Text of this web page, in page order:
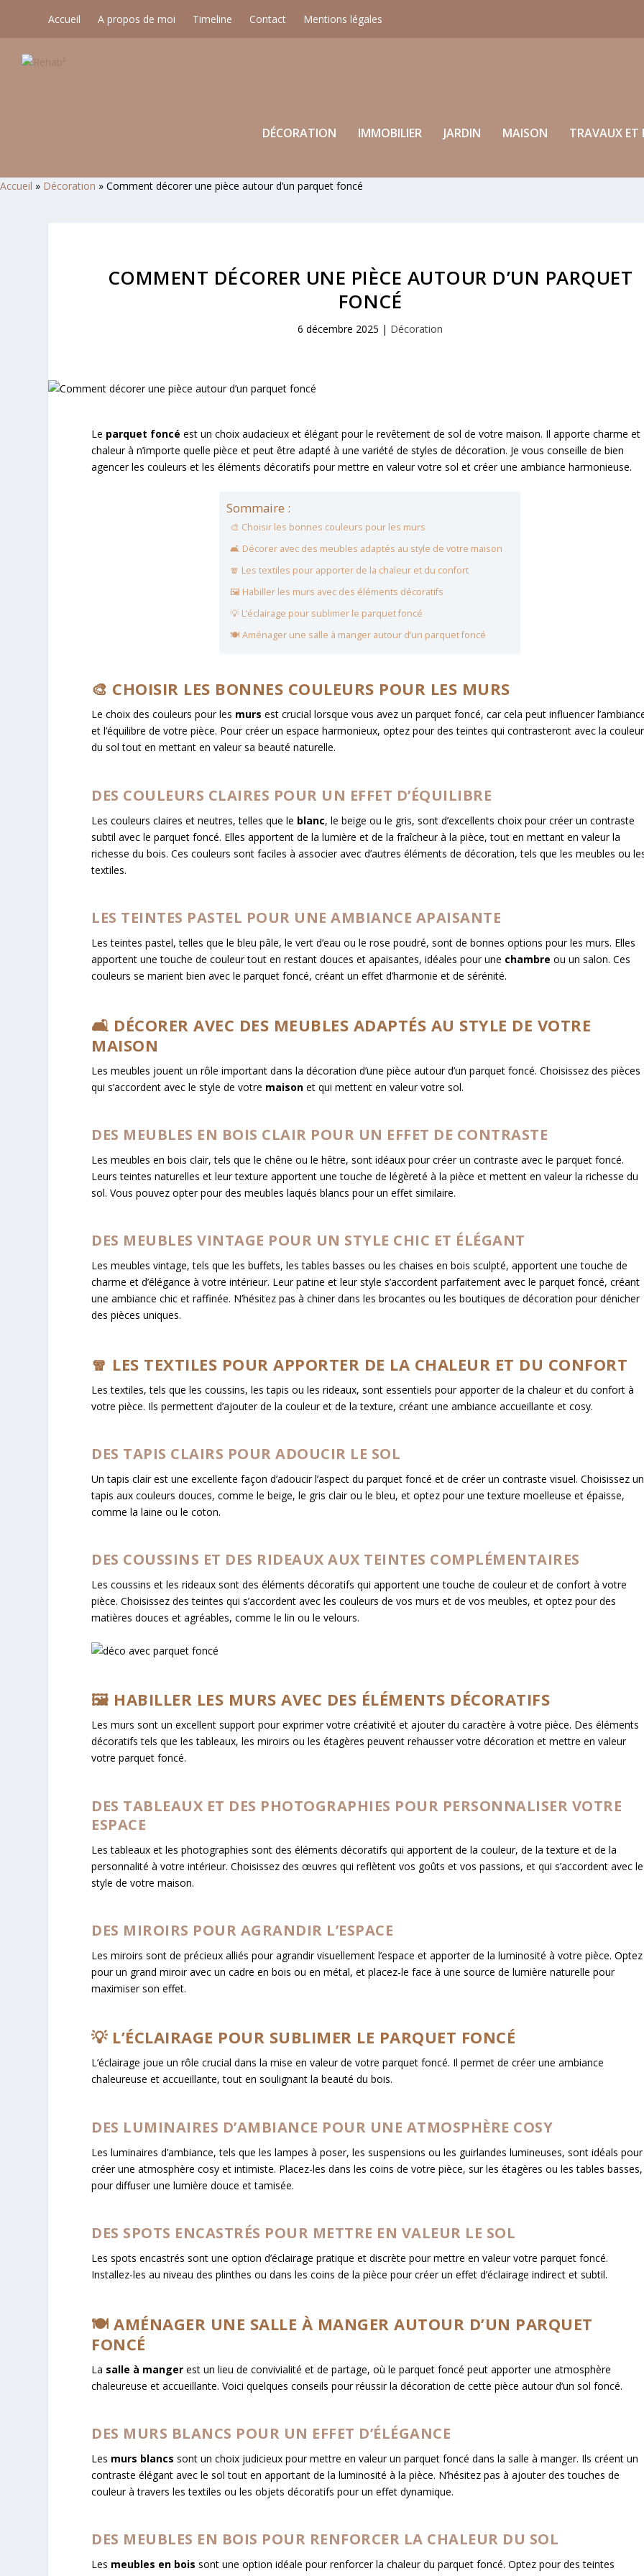
Accueil A propos de moi Timeline Contact Mentions légales
DÉCORATION IMMOBILIER JARDIN MAISON TRAVAUX ET
Accueil » Décoration » Comment décorer une pièce autour d’un parquet foncé
COMMENT DÉCORER UNE PIÈCE AUTOUR D’UN PARQUET
FONCÉ
6 décembre 2025 | Décoration
Le parquet foncé est un choix audacieux et élégant pour le revêtement de sol de votre maison. Il apporte charme et
chaleur à n’importe quelle pièce et peut être adapté à une variété de styles de décoration. Je vous conseille de bien
agencer les couleurs et les éléments décoratifs pour mettre en valeur votre sol et créer une ambiance harmonieuse.
Sommaire :
🎨 Choisir les bonnes couleurs pour les murs
🛋️ Décorer avec des meubles adaptés au style de votre maison
🧣 Les textiles pour apporter de la chaleur et du confort
🖼️ Habiller les murs avec des éléments décoratifs
💡 L’éclairage pour sublimer le parquet foncé
🍽️ Aménager une salle à manger autour d’un parquet foncé
🎨 CHOISIR LES BONNES COULEURS POUR LES MURS
Le choix des couleurs pour les murs est crucial lorsque vous avez un parquet foncé, car cela peut influencer
et l’équilibre de votre pièce. Pour créer un espace harmonieux, optez pour des teintes qui contrasteront avec la couleur
du sol tout en mettant en valeur sa beauté naturelle.
DES COULEURS CLAIRES POUR UN EFFET D’ÉQUILIBRE
Les couleurs claires et neutres, telles que le blanc, le beige ou le gris, sont d’excellents choix pour créer un contraste
subtil avec le parquet foncé. Elles apportent de la lumière et de la fraîcheur à la pièce, tout en mettant en valeur la
richesse du bois. Ces couleurs sont faciles à associer avec d’autres éléments de décoration, tels que les meubles ou
textiles.
LES TEINTES PASTEL POUR UNE AMBIANCE APAISANTE
Les teintes pastel, telles que le bleu pâle, le vert d’eau ou le rose poudré, sont de bonnes options pour les murs. Elles
apportent une touche de couleur tout en restant douces et apaisantes, idéales pour une chambre ou un salon. Ces
couleurs se marient bien avec le parquet foncé, créant un effet d’harmonie et de sérénité.
🛋️ DÉCORER AVEC DES MEUBLES ADAPTÉS AU STYLE DE VOTRE
MAISON
Les meubles jouent un rôle important dans la décoration d’une pièce autour d’un parquet foncé. Choisissez des pièces
qui s’accordent avec le style de votre maison et qui mettent en valeur votre sol.
DES MEUBLES EN BOIS CLAIR POUR UN EFFET DE CONTRASTE
Les meubles en bois clair, tels que le chêne ou le hêtre, sont idéaux pour créer un contraste avec le parquet foncé.
Leurs teintes naturelles et leur texture apportent une touche de légèreté à la pièce et mettent en valeur la richesse du
sol. Vous pouvez opter pour des meubles laqués blancs pour un effet similaire.
DES MEUBLES VINTAGE POUR UN STYLE CHIC ET ÉLÉGANT
Les meubles vintage, tels que les buffets, les tables basses ou les chaises en bois sculpté, apportent une touche de
charme et d’élégance à votre intérieur. Leur patine et leur style s’accordent parfaitement avec le parquet foncé, créant
une ambiance chic et raffinée. N’hésitez pas à chiner dans les brocantes ou les boutiques de décoration pour dénicher
des pièces uniques.
🧣 LES TEXTILES POUR APPORTER DE LA CHALEUR ET DU CONFORT
Les textiles, tels que les coussins, les tapis ou les rideaux, sont essentiels pour apporter de la chaleur et du confort à
votre pièce. Ils permettent d’ajouter de la couleur et de la texture, créant une ambiance accueillante et cosy.
DES TAPIS CLAIRS POUR ADOUCIR LE SOL
Un tapis clair est une excellente façon d’adoucir l’aspect du parquet foncé et de créer un contraste visuel. Choisissez un
tapis aux couleurs douces, comme le beige, le gris clair ou le bleu, et optez pour une texture moelleuse et épaisse,
comme la laine ou le coton.
DES COUSSINS ET DES RIDEAUX AUX TEINTES COMPLÉMENTAIRES
Les coussins et les rideaux sont des éléments décoratifs qui apportent une touche de couleur et de confort à votre
pièce. Choisissez des teintes qui s’accordent avec les couleurs de vos murs et de vos meubles, et optez pour des
matières douces et agréables, comme le lin ou le velours.
🖼️ HABILLER LES MURS AVEC DES ÉLÉMENTS DÉCORATIFS
Les murs sont un excellent support pour exprimer votre créativité et ajouter du caractère à votre pièce. Des éléments
décoratifs tels que les tableaux, les miroirs ou les étagères peuvent rehausser votre décoration et mettre en valeur
votre parquet foncé.
DES TABLEAUX ET DES PHOTOGRAPHIES POUR PERSONNALISER VOTRE
ESPACE
Les tableaux et les photographies sont des éléments décoratifs qui apportent de la couleur, de la texture et de la
personnalité à votre intérieur. Choisissez des œuvres qui reflètent vos goûts et vos passions, et qui s’accordent avec le
style de votre maison.
DES MIROIRS POUR AGRANDIR L’ESPACE
Les miroirs sont de précieux alliés pour agrandir visuellement l’espace et apporter de la luminosité à votre pièce. Optez
pour un grand miroir avec un cadre en bois ou en métal, et placez-le face à une source de lumière naturelle pour
maximiser son effet.
💡 L’ÉCLAIRAGE POUR SUBLIMER LE PARQUET FONCÉ
L’éclairage joue un rôle crucial dans la mise en valeur de votre parquet foncé. Il permet de créer une ambiance
chaleureuse et accueillante, tout en soulignant la beauté du bois.
DES LUMINAIRES D’AMBIANCE POUR UNE ATMOSPHÈRE COSY
Les luminaires d’ambiance, tels que les lampes à poser, les suspensions ou les guirlandes lumineuses, sont idéals pour
créer une atmosphère cosy et intimiste. Placez-les dans les coins de votre pièce, sur les étagères ou les tables basses,
pour diffuser une lumière douce et tamisée.
DES SPOTS ENCASTRÉS POUR METTRE EN VALEUR LE SOL
Les spots encastrés sont une option d’éclairage pratique et discrète pour mettre en valeur votre parquet foncé.
Installez-les au niveau des plinthes ou dans les coins de la pièce pour créer un effet d’éclairage indirect et subtil.
🍽️ AMÉNAGER UNE SALLE À MANGER AUTOUR D’UN PARQUET
FONCÉ
La salle à manger est un lieu de convivialité et de partage, où le parquet foncé peut apporter une atmosphère
chaleureuse et accueillante. Voici quelques conseils pour réussir la décoration de cette pièce autour d’un sol foncé.
DES MURS BLANCS POUR UN EFFET D’ÉLÉGANCE
Les murs blancs sont un choix judicieux pour mettre en valeur un parquet foncé dans la salle à manger. Ils créent un
contraste élégant avec le sol tout en apportant de la luminosité à la pièce. N’hésitez pas à ajouter des touches de
couleur à travers les textiles ou les objets décoratifs pour un effet dynamique.
DES MEUBLES EN BOIS POUR RENFORCER LA CHALEUR DU SOL
Les meubles en bois sont une option idéale pour renforcer la chaleur du parquet foncé. Optez pour des teintes